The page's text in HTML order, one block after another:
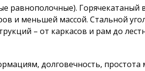
равнополочные). Горячекатаный
и меньшей массой. Стальной
– от каркасов и рам до
долговечность,